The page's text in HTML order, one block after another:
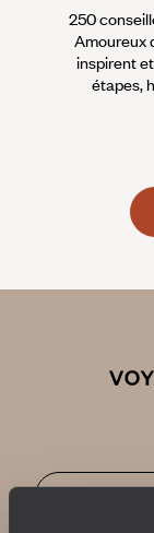
250
Amoureux
inspirent
étapes,